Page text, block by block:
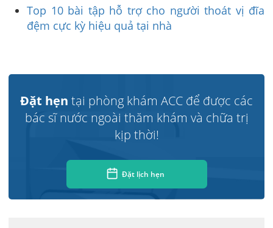
Top 10 bài tập hỗ trợ cho người thoát vị đĩa
đệm cực kỳ hiệu quả tại nhà
Đặt hẹn tại phòng khám ACC để được các
bác sĩ nước ngoài thăm khám và chữa trị
kịp thời!
Đặt lịch hẹn